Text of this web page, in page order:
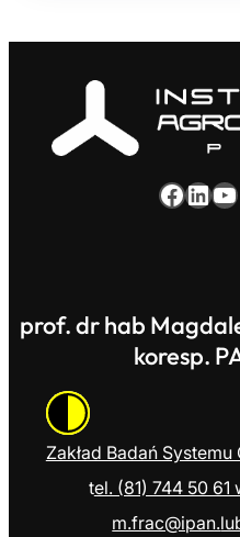
Facebook LinkedIn YouTube
prof. dr hab
koresp.
Zakład Badań Systemu
tel. (81) 744 50 61
m.frac@ipan.